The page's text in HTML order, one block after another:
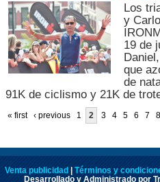
Los
y
19 de
que
de
91K de ciclismo y 21K de
« first ‹ previous 1 2 3 4 5 6 7 8
Venta publicidad
Términos y
Desarrollado y Administrado por